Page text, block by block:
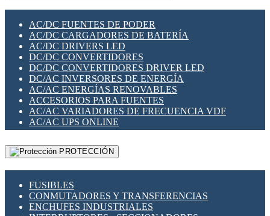
SWITCH Y MICROSWITCH
TARJETAS PI
UNIÓN Y DERIVACIÓN DE CABLE
PLACAS MODULARES IOT
SWITCHES Y REDES WIFI
SOLUCIONES IOT
SOLUCIONES LORAWAN
SOLUCIONES RED CELULAR
SEGURIDAD PARA REDES
SWITCHES LAN
TELEFONÍA IP (VOIP)
VIGILANCIA IP (CCTV)
MESHTASTIC
AC/DC FUENTES DE PODER
AC/DC CARGADORES DE BATERÍA
AC/DC DRIVERS LED
DC/DC CONVERTIDORES
DC/DC CONVERTIDORES DRIVER LED
DC/AC INVERSORES DE ENERGÍA
AC/AC ENERGÍAS RENOVABLES
ACCESORIOS PARA FUENTES
AC/AC VARIADORES DE FRECUENCIA VDF
AC/AC UPS ONLINE
PROTECCIÓN
FUSIBLES
CONMUTADORES Y TRANSFERENCIAS
ENCHUFES INDUSTRIALES